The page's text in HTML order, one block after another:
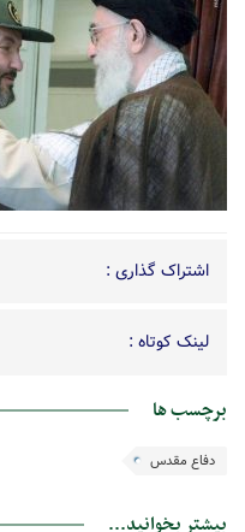
اشتراک گذاری :
لینک کوتاه :
برچسب ها
دفاع مقدس
بیشتر بخوانید...